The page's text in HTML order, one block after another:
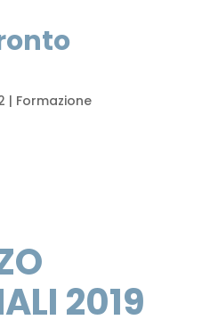
| Formazione
2019